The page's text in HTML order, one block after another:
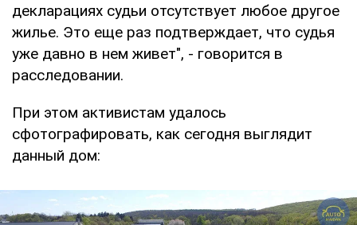
декларациях судьи отсутствует любое другое
жилье. Это еще раз подтверждает, что судья
уже давно в нем живет", - говорится в
расследовании.
При этом активистам удалось
сфотографировать, как сегодня выглядит
данный дом: